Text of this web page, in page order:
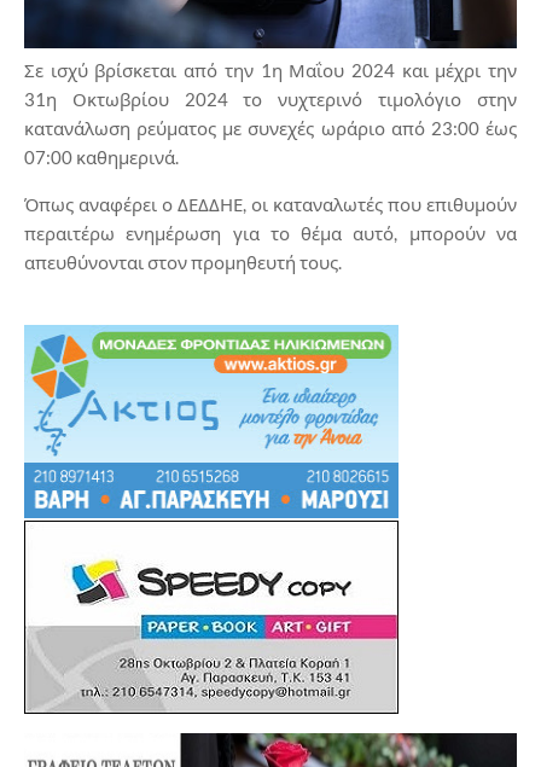
Σε ισχύ βρίσκεται από την 1η Μαΐου 2024 και μέχρι την
31η Οκτωβρίου 2024 το νυχτερινό τιμολόγιο στην
κατανάλωση ρεύματος με συνεχές ωράριο από 23:00 έως
07:00 καθημερινά.
Όπως αναφέρει ο ΔΕΔΔΗΕ, οι καταναλωτές που επιθυμούν
περαιτέρω ενημέρωση για το θέμα αυτό, μπορούν να
απευθύνονται στον προμηθευτή τους.